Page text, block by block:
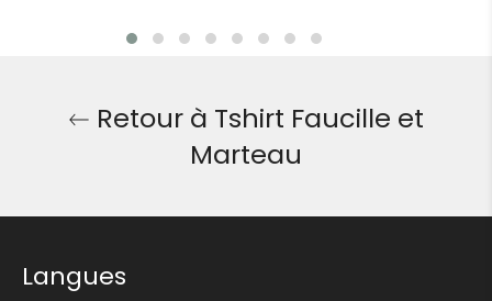
Retour à Tshirt Faucille et
Marteau
Langues